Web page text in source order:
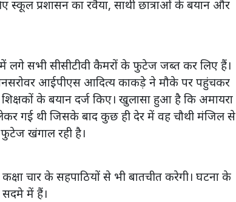
प्रशासन का रवैया, साथी छात्राओं के बयान और
में लगे सभी सीसीटीवी कैमरों के फुटेज जब्त कर लिए हैं।
आईपीएस आदित्य काकड़े ने मौके पर पहुंचकर
के बयान दर्ज किए। खुलासा हुआ है कि अमायरा
गई थी जिसके बाद कुछ ही देर में वह चौथी मंजिल से
फुटेज खंगाल रही है।
चार के सहपाठियों से भी बातचीत करेगी। घटना के
सदमे में हैं।